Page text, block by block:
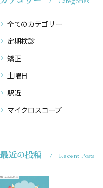
全てのカテゴリー
定期検診
矯正
土曜日
駅近
マイクロスコープ
最近の投稿 Recent Posts